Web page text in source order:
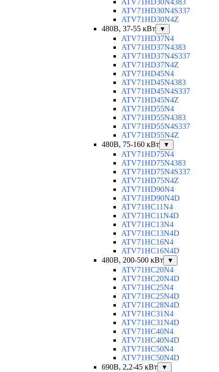
ATV71HD30N4383
ATV71HD30N4S337
ATV71HD30N4Z
480В, 37-55 кВт
▼
ATV71HD37N4
ATV71HD37N4383
ATV71HD37N4S337
ATV71HD37N4Z
ATV71HD45N4
ATV71HD45N4383
ATV71HD45N4S337
ATV71HD45N4Z
ATV71HD55N4
ATV71HD55N4383
ATV71HD55N4S337
ATV71HD55N4Z
480В, 75-160 кВт
▼
ATV71HD75N4
ATV71HD75N4383
ATV71HD75N4S337
ATV71HD75N4Z
ATV71HD90N4
ATV71HD90N4D
ATV71HC11N4
ATV71HC11N4D
ATV71HC13N4
ATV71HC13N4D
ATV71HC16N4
ATV71HC16N4D
480В, 200-500 кВт
▼
ATV71HC20N4
ATV71HC20N4D
ATV71HC25N4
ATV71HC25N4D
ATV71HC28N4D
ATV71HC31N4
ATV71HC31N4D
ATV71HC40N4
ATV71HC40N4D
ATV71HC50N4
ATV71HC50N4D
690В, 2,2-45 кВт
▼